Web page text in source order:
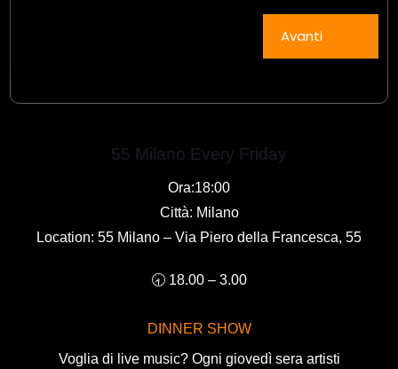
Avanti
55 Milano Every Friday
Ora:18:00
Città: Milano
Location: 55 Milano – Via Piero della Francesca, 55
🕣 18.00 – 3.00
DINNER SHOW
Voglia di live music? Ogni giovedì sera artisti